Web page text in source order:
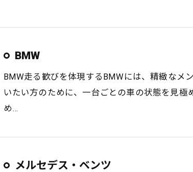
BMW
BMW走る歓びを体現するBMWには、精緻なメ
いたい方のために、一台ごとの車の状態を見
め…
メルセデス・ベンツ